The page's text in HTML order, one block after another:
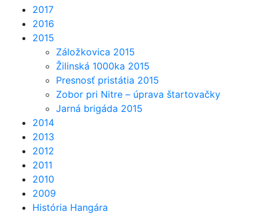
2017
2016
2015
Záložkovica 2015
Žilinská 1000ka 2015
Presnosť pristátia 2015
Zobor pri Nitre – úprava štartovačky
Jarná brigáda 2015
2014
2013
2012
2011
2010
2009
História Hangára